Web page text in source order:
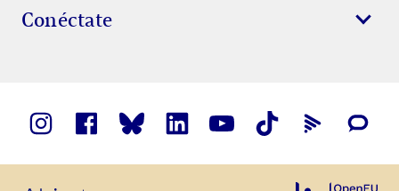
Conéctate